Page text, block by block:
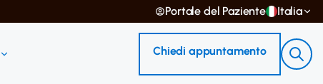
Portale del Paziente Italia
Chiedi appuntamento